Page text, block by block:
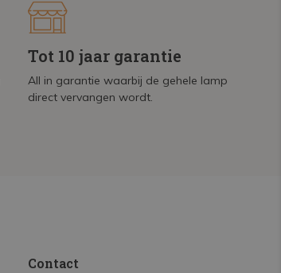
Tot 10 jaar garantie
All in garantie waarbij de gehele lamp
direct vervangen wordt.
Contact